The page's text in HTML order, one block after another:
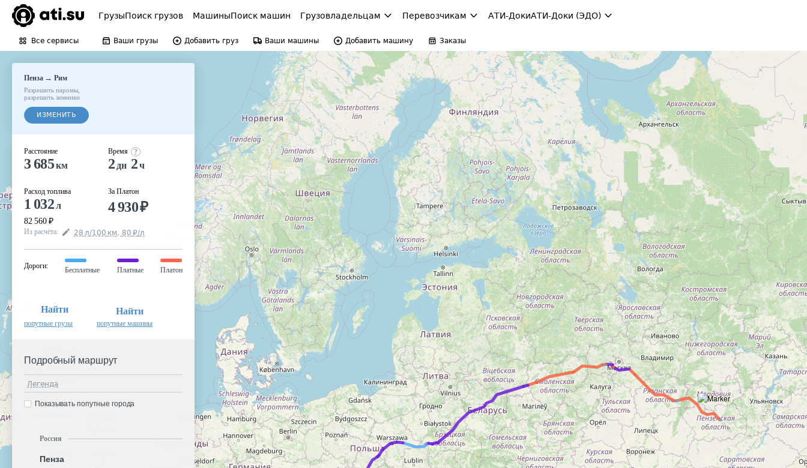
ГрузыПоиск грузов МашиныПоиск машин Грузовладельцам Перевозчикам АТИ-ДокиАТИ-Доки (ЭДО)
Все сервисы Ваши грузы Добавить груз Ваши машины Добавить машину Заказы
Пенза→Рим
Разрешить паромы
разрешить зимники
ИЗМЕНИТЬ
Расстояние
3 685км
Расход топлива
1 032л
82 560 ₽
Время
2 дн 2 ч
За Платон
4 930₽
Из расчёта: 28 л/100 км, 80 ₽/л
Дороги:
Бесплатные Платные Платон
Найти
попутные грузы
Найти
попутные машины
Подробный маршрут
Легенда
Показывать попутные города
Россия
Пенза